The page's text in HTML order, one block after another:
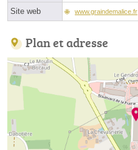
Site web www.graindemalice.fr
Plan et adresse